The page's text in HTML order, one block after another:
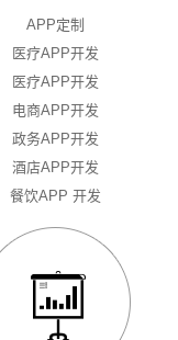
APP定制
医疗APP开发
医疗APP开发
电商APP开发
政务APP开发
酒店APP开发
餐饮APP 开发